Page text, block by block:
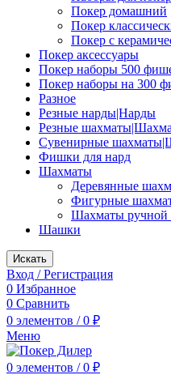
Покер домашний
Покер
Покер с
Покер аксессуары
Покер наборы 500
Покер наборы на 300
Разное
Резные нарды|Нарды
Резные
Сувенирные
Фишки для нард
Шахматы
Деревянные
Фигурные
Шахматы ручной
Шашки
Искать
Вход / Регистрация
0 Избранное
0 Сравнить
0 элементов / 0 ₽
Меню
0 элементов / 0 ₽